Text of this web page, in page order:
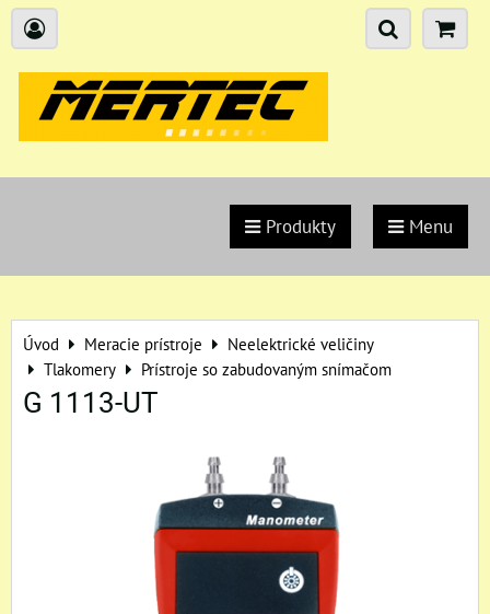
Produkty Menu
Úvod Meracie prístroje
Neelektrické veličiny
Tlakomery
Prístroje so zabudovaným snímačom
G 1113-UT